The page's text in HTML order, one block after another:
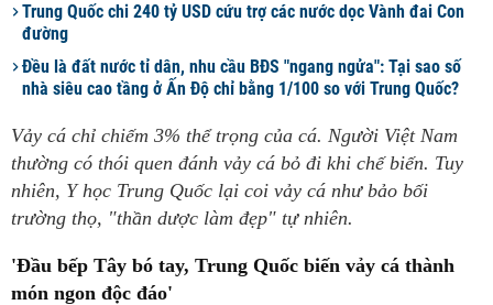
Trung Quốc chi 240 tỷ USD cứu trợ các nước dọc Vành đai Con
đường
Đều là đất nước tỉ dân, nhu cầu BĐS "ngang ngửa": Tại sao số
nhà siêu cao tầng ở Ấn Độ chỉ bằng 1/100 so với Trung Quốc?
Vảy cá chỉ chiếm 3% thể trọng của cá. Người Việt Nam
thường có thói quen đánh vảy cá bỏ đi khi chế biến. Tuy
nhiên, Y học Trung Quốc lại coi vảy cá như bảo bối
trường thọ, "thần dược làm đẹp" tự nhiên.
'Đầu bếp Tây bó tay, Trung Quốc biến vảy cá thành
món ngon độc đáo'